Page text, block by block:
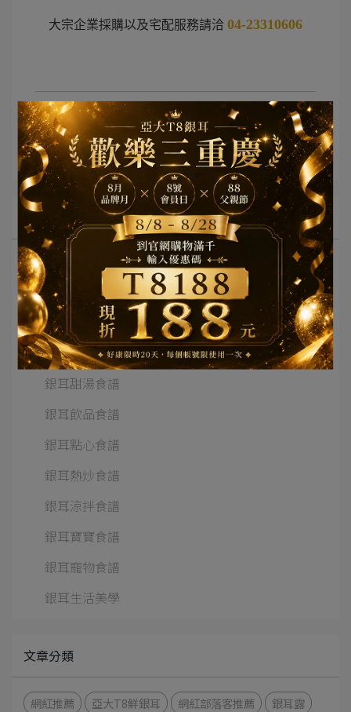
大宗企業採購以及宅配服務請洽 04-23310606
文章分類 網紅部落客推薦
所有文章主題
網紅部落客推薦
亞大T8銀耳報導
銀耳湯品食譜
銀耳甜湯食譜
銀耳飲品食譜
銀耳點心食譜
銀耳熱炒食譜
銀耳涼拌食譜
銀耳寶寶食譜
銀耳寵物食譜
銀耳生活美學
文章分類
網紅推薦 亞大T8鮮銀耳 網紅部落客推薦
銀耳露